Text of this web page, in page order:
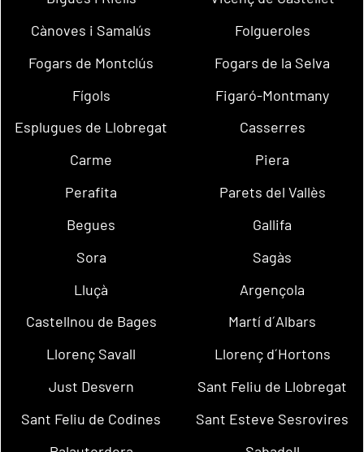
Cànoves i Samalús
Folgueroles
Fogars de Montclús
Fogars de la Selva
Fígols
Figaró-Montmany
Esplugues de Llobregat
Casserres
Carme
Piera
Perafita
Parets del Vallès
Begues
Gallifa
Sora
Sagàs
Lluçà
Argençola
Castellnou de Bages
Martí d´Albars
Llorenç Savall
Llorenç d´Hortons
Just Desvern
Sant Feliu de Llobregat
Sant Feliu de Codines
Sant Esteve Sesrovires